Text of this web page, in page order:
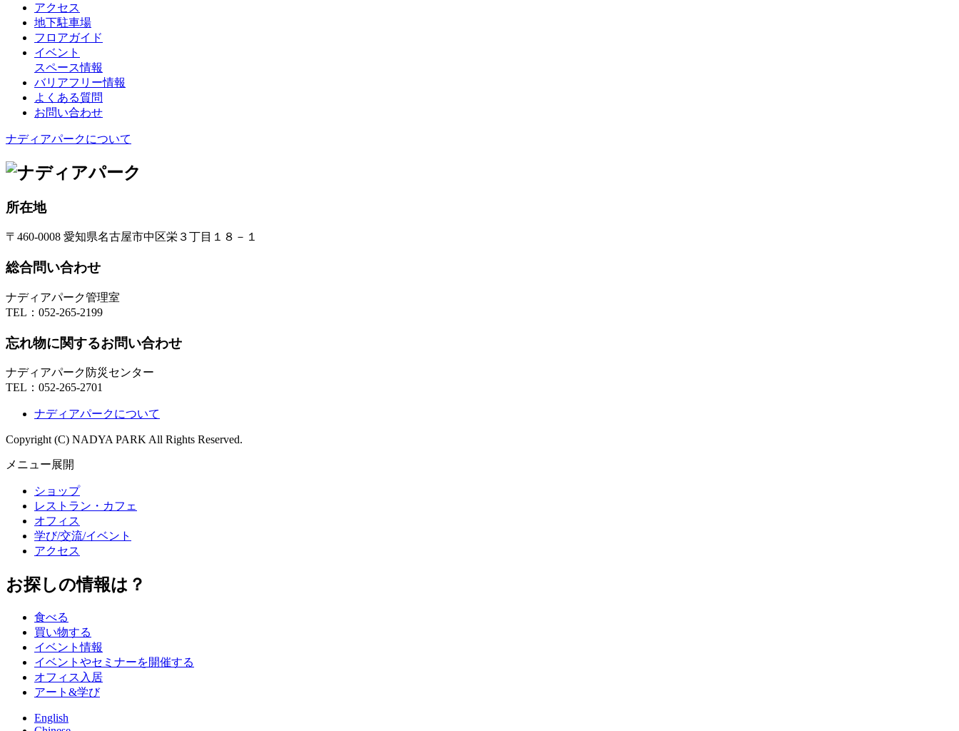
アクセス
地下駐車場
フロアガイド
イベント
スペース情報
バリアフリー情報
よくある質問
お問い合わせ
ナディアパークについて
所在地
〒460-0008 愛知県名古屋市中区栄３丁目１８－１
総合問い合わせ
ナディアパーク管理室
TEL： 052-265-2199
忘れ物に関するお問い合わせ
ナディアパーク防災センター
TEL： 052-265-2701
ナディアパークについて
Copyright (C) NADYA PARK All Rights Reserved.
メニュー展開
ショップ
レストラン・カフェ
オフィス
学び/交流/イベント
アクセス
お探しの情報は？
食べる
買い物する
イベント情報
イベントやセミナーを開催する
オフィス入居
アート&学び
English